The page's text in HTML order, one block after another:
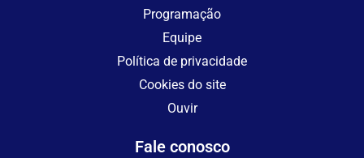
Programação
Equipe
Política de privacidade
Cookies do site
Ouvir
Fale conosco